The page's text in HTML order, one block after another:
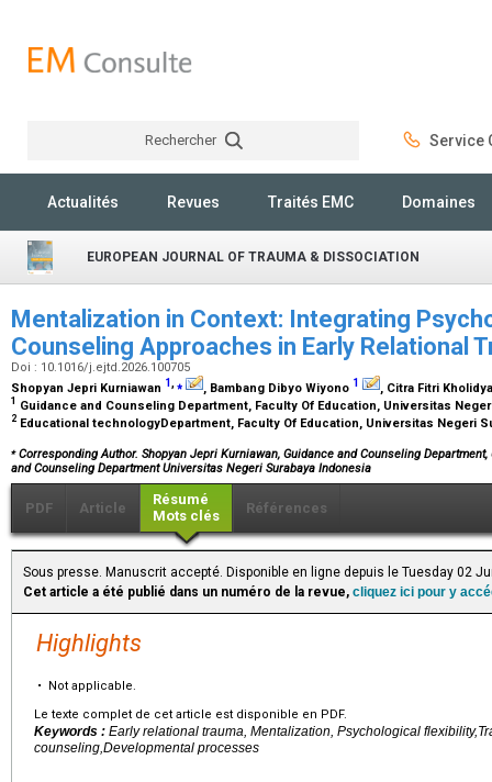
Rechercher Service
Actualités Revues Traités EMC Domaines
EUROPEAN JOURNAL OF TRAUMA & DISSOCIATION
Mentalization in Context: Integrating
Counseling Approaches in Early Relational
Doi : 10.1016/j.ejtd.2026.100705
Shopyan Jepri Kurniawan 1,⁎ , Bambang Dibyo Wiyono 1 , Citra Fitri
1 Guidance and Counseling Department, Faculty Of Education, Universitas
2 Educational technologyDepartment, Faculty Of Education, Universitas Negeri
⁎Corresponding Author. Shopyan Jepri Kurniawan, Guidance and Counseling
and Counseling Department Universitas Negeri Surabaya Indonesia
PDF Article
Résumé
Mots clés
Références
Sous presse. Manuscrit accepté. Disponible en ligne depuis le Tuesday 02
Cet article a été publié dans un numéro de la revue, cliquez ici pour y
Highlights
•
Not applicable.
Le texte complet de cet article est disponible en PDF.
Keywords : Early relational trauma, Mentalization, Psychological
counseling,Developmental processes